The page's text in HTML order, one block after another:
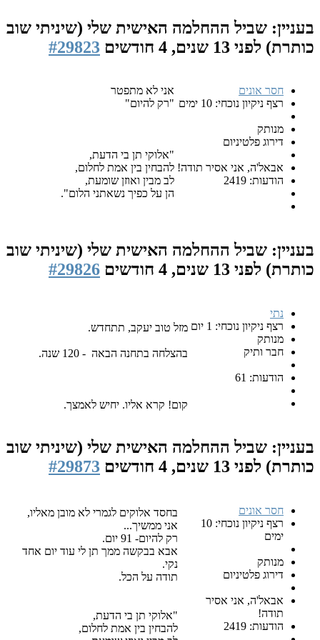
ההחלמה האישית שלי (שיניתי שוב
4 חודשים
#29823
10 ימים
אני אסיר תודה!
אני לא מתפטר
"רק להיום"
"אלוקי תן בי הדעת,
להבחין בין אמת לחלום,
לב מבין ואוזן שומעת,
הן על כפיך נשאתני הלום".
ההחלמה האישית שלי (שיניתי שוב
4 חודשים
#29826
נוכחי: 1 יום מזל טוב יעקב, תתחדש.
בהצלחה בתחנה הבאה - 120 שנה.
קום! קרא אליו. יחיש לאמצך.
ההחלמה האישית שלי (שיניתי שוב
4 חודשים
#29873
רצף ניקיון נוכחי: 10
אני אסיר
בחסד אלוקים לגמרי לא מובן מאליו,
אני ממשיך...
אבא בבקשה ממך תן לי עוד יום אחד
תודה על הכל.
"אלוקי תן בי הדעת,
להבחין בין אמת לחלום,